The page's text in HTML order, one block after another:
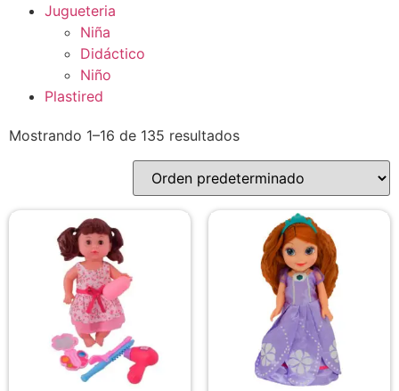
Jugueteria
Niña
Didáctico
Niño
Plastired
Mostrando 1–16 de 135 resultados